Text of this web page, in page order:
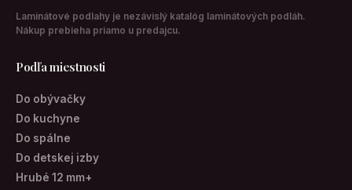
Laminátové podlahy je nezávislý katalóg laminátových podláh.
Nákup prebieha priamo u predajcu.
Podľa miestnosti
Do obývačky
Do kuchyne
Do spálne
Do detskej izby
Hrubé 12 mm+